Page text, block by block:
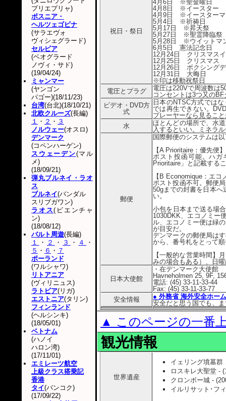
祝日・祭日
4月6日 ※聖金曜日
4月8日 ※イースター
4月9日 ※イースターマ
5月4日 ※祈祷日
5月17日 ※昇天祭
5月27日 ※聖霊降臨祭
5月28日 ※ウイットマ
6月5日 憲法記念日
12月24日 クリスマス
12月25日 クリスマス
12月26日 ボクシング
12月31日 大晦日
※印は移動祝祭日
電圧とプラグ
電圧は220Vで周波数は
コンセントは3つ又の
ビデオ・DVD方
式
日本のNTSC方式では
では再生できない。
プレーヤーなら見るこ
水
ほとんどの場所で、水
入するといい。ミネラ
郵便
国際郵便のシステムは
【A Prioritaire：優先便】
ポスト投函可能。ハガ
Prioritaire」と記載する
【B Economique：エコ
ポスト投函不可。郵便
50gまでの封書を日本へ
い。
小包を日本まで送る場
1030DKK、エコノミー
ル、エコノミー便は緑
が目安だ。
デンマークの郵便局は
から、番号札をとって
【一般的な営業時間】
みの場合もある）、日
日本大使館
・在デンマーク大使館
Havneholmen 25, 9F,
電話: (45) 33-11-33-44
Fax: (45) 33-11-33-77
安全情報
● 外務省 海外安全ホー
安全だと思う国でも、
▲ このページの一番
観光情報
世界遺産
イェリング墳墓群
ロスキレ大聖堂 -
クロンボー城 -
イルリサット･フ
プリエプリャ)
ボスニア・
ヘルツェゴビナ
(サラエヴォ
ヴィシェグラード)
セルビア
(ベオグラード
ノヴィ・サド)
(19/04/24)
ミャンマー
(ヤンゴン
パゴー)(18/11/23)
台湾(台北)(18/10/21)
北欧クルーズ(長編)
１ ・ ２ ・ ３
ノルウェー(オスロ)
デンマーク
(コペンハーゲン)
スウェーデン(マル
メ)
(18/09/21)
弾丸ブルネイ・ラオ
ス
ブルネイ(バンダル
スリブガワン)
ラオス(ビエンチャ
ン)
(18/08/12)
バルト周遊(長編)
１
・ ２ ・ ３ ・ ４
・
５ ・ ６ ・ ７
ポーランド
(ワルシャワ)
リトアニア
(ヴィリニュス)
ラトビア(リガ)
エストニア(タリン)
フィンランド
(ヘルシンキ)
(18/05/01)
ベトナム
(ハノイ
ハロン湾)
(17/11/01)
エミレーツ航空
上級クラス搭乗記
香港
タイ(バンコク)
(17/09/22)